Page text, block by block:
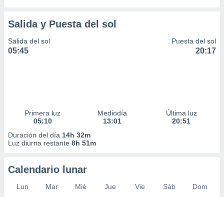
Salida y Puesta del sol
Salida del sol
05:45
Puesta del sol
20:17
Primera luz
05:10
Mediodía
13:01
Última luz
20:51
Duración del día 14h 32m
Luz diurna restante 8h 51m
Calendario lunar
Lun Mar Mié Jue Vie Sáb
Dom